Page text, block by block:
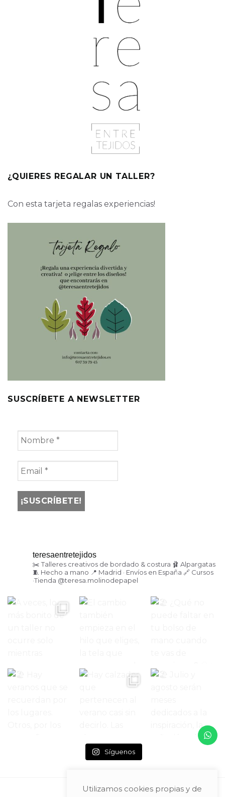
¿QUIERES REGALAR UN TALLER?
Con esta tarjeta regalas experiencias!
SUSCRÍBETE A NEWSLETTER
teresaentretejidos
✂️ Talleres creativos de bordado & costura 🩰 Alpargatas
🧵 Hecho a mano 📍 Madrid · Envíos en España 🔗 Cursos
·Tienda @teresa.molinodepapel
Síguenos
Utilizamos cookies propias y de